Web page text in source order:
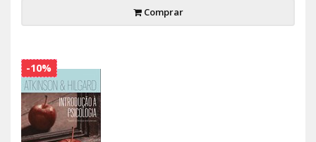
Comprar
-10%